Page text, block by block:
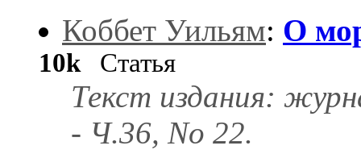
Коббет Уильям: О
10kСтатья
Текст издания:
- Ч.36, Nо 22.